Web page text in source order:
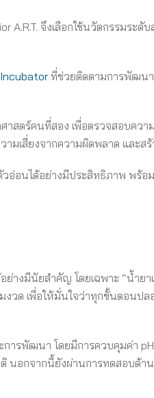
A.R.T. จึงเลือกใช้นวัตกรรมระ
ที่ช่วยติดตามการพัฒนา
สตร์คนที่สอง เพื่อตรวจสอบคว
เสี่ยงจากความผิดพลาด และส
อ่อนได้อย่างมีประสิทธิภาพ พร้อ
างมีนัยสำคัญ โดยเฉพาะ “น้ำ
งวด เพื่อให้มั่นใจว่าทุกขั้นตอนป
การพัฒนา โดยมีการควบคุมค่า
นอกจากนี้ยังผ่านการทดสอบด้